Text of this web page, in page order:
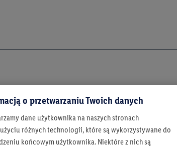
o przetwarzaniu Twoich danych
dane użytkownika na naszych stronach
różnych technologii, które są wykorzystywane do
końcowym użytkownika. Niektóre z nich są